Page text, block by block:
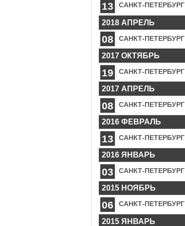
13 САНКТ-ПЕТЕРБУРГ
2018 АПРЕЛЬ
08 САНКТ-ПЕТЕРБУРГ
2017 ОКТЯБРЬ
19 САНКТ-ПЕТЕРБУРГ
2017 АПРЕЛЬ
08 САНКТ-ПЕТЕРБУРГ
2016 ФЕВРАЛЬ
13 САНКТ-ПЕТЕРБУРГ
2016 ЯНВАРЬ
03 САНКТ-ПЕТЕРБУРГ
2015 НОЯБРЬ
06 САНКТ-ПЕТЕРБУРГ
2015 ЯНВАРЬ